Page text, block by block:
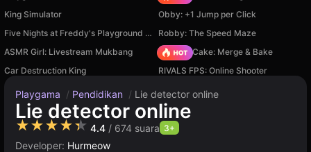
King Simulator
Obby: +1 Jump per Click
Five Nights at Freddy's Playground Sandbox
Robby: The Speed Maze
ASMR Girl: Livestream Mukbang
Piece of Cake: Merge & Bake
Car Destruction King
RIVALS FPS: Online Shooter
Playgama / Pendidikan / Lie detector online
Lie detector online
★★★★★ 4.4 / 674 suara 3+
Developer: Hurmeow